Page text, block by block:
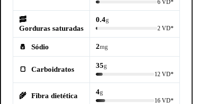
6 VD*
🥓
Gorduras saturadas
0.4g
2 VD*
🧂 Sódio 2mg
🍞 Carboidratos 35g
12 VD*
🌾 Fibra dietética 4g
16 VD*